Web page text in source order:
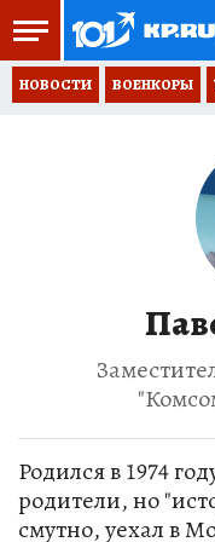
НОВОСТИ ВОЕНКОРЫ
Родился в 1974
родители, но
смутно, уехал в